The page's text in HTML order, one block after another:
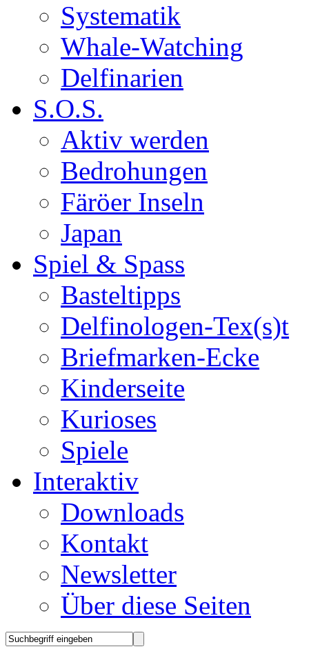
Systematik
Whale-Watching
Delfinarien
S.O.S.
Aktiv werden
Bedrohungen
Färöer Inseln
Japan
Spiel & Spass
Basteltipps
Delfinologen-Tex(s)t
Briefmarken-Ecke
Kinderseite
Kurioses
Spiele
Interaktiv
Downloads
Kontakt
Newsletter
Über diese Seiten